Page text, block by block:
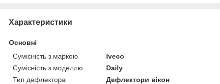
Характеристики
Основні
Сумісність з маркою
Iveco
Сумісність з моделлю
Daily
Тип дефлектора
Дефлектори вікон